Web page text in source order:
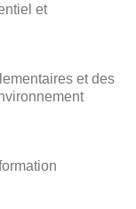
et
et des